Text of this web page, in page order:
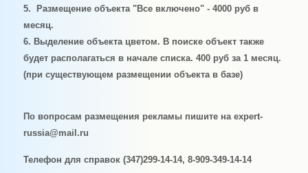
5. Размещение объекта "Все включено" - 4000 руб в
месяц.
6. Выделение объекта цветом. В поиске объект также
будет располагаться в начале списка. 400 руб за 1 месяц.
(при существующем размещении объекта в базе)
По вопросам размещения рекламы пишите на expert-
russia@mail.ru
Телефон для справок (347)299-14-14, 8-909-349-14-14